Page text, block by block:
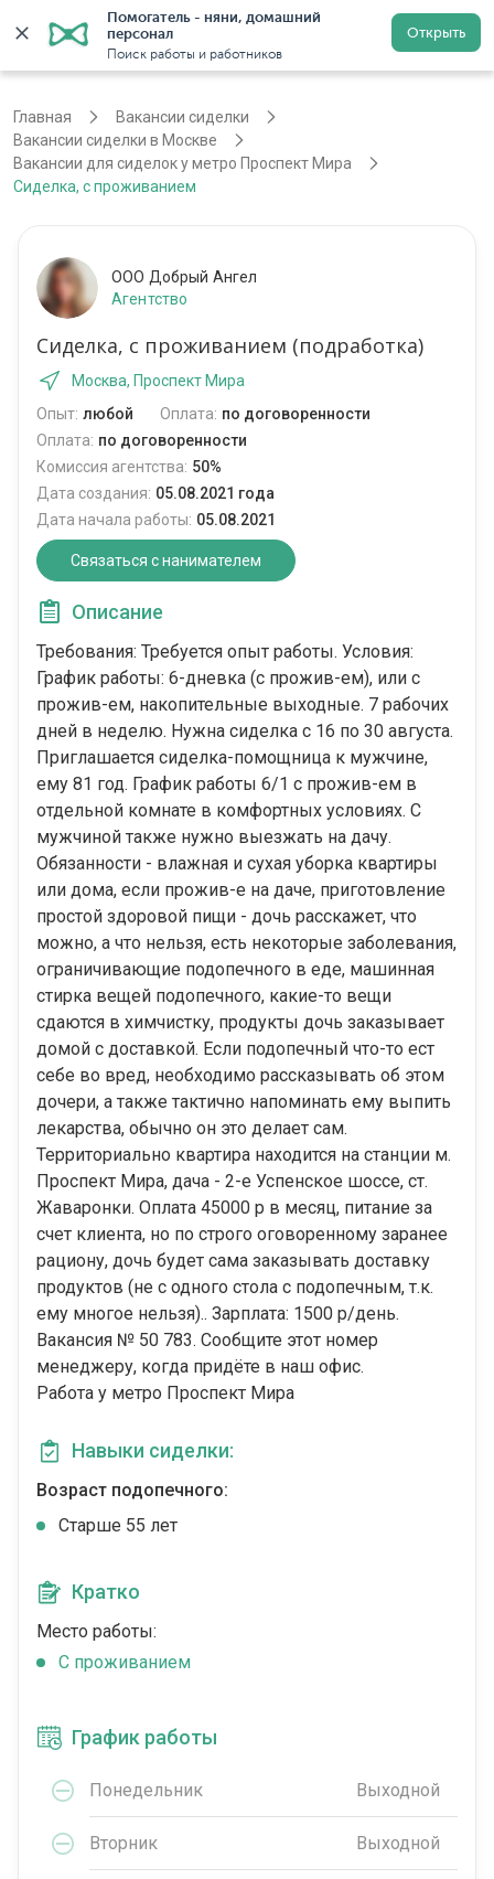
Помогатель - няни, домашний
персонал
Поиск работы и работников
Открыть
Регистрация
Главная
Вакансии сиделки
Вакансии сиделки в Москве
Вакансии для сиделок у метро Проспект Мира
Сиделка, с проживанием
ООО Добрый Ангел
Агентство
Сиделка, с проживанием (подработка)
Москва, Проспект Мира
Опыт: любой Оплата: по договоренности
Оплата: по договоренности
Комиссия агентства: 50%
Дата создания: 05.08.2021 года
Дата начала работы: 05.08.2021
Связаться с нанимателем
Описание
Требования: Требуется опыт работы. Условия:
График работы: 6-дневка (с прожив-ем), или с
прожив-ем, накопительные выходные. 7 рабочих
дней в неделю. Нужна сиделка с 16 по 30 августа.
Приглашается сиделка-помощница к мужчине,
ему 81 год. График работы 6/1 с прожив-ем в
отдельной комнате в комфортных условиях. С
мужчиной также нужно выезжать на дачу.
Обязанности - влажная и сухая уборка квартиры
или дома, если прожив-е на даче, приготовление
простой здоровой пищи - дочь расскажет, что
можно, а что нельзя, есть некоторые заболевания,
ограничивающие подопечного в еде, машинная
стирка вещей подопечного, какие-то вещи
сдаются в химчистку, продукты дочь заказывает
домой с доставкой. Если подопечный что-то ест
себе во вред, необходимо рассказывать об этом
дочери, а также тактично напоминать ему выпить
лекарства, обычно он это делает сам.
Территориально квартира находится на станции м.
Проспект Мира, дача - 2-е Успенское шоссе, ст.
Жаваронки. Оплата 45000 р в месяц, питание за
счет клиента, но по строго оговоренному заранее
рациону, дочь будет сама заказывать доставку
продуктов (не с одного стола с подопечным, т.к.
ему многое нельзя).. Зарплата: 1500 р/день.
Вакансия № 50 783. Сообщите этот номер
менеджеру, когда придёте в наш офис.
Работа у метро Проспект Мира
Навыки сиделки:
Возраст подопечного:
Cтарше 55 лет
Кратко
Место работы:
C проживанием
График работы
Понедельник Выходной
Вторник Выходной